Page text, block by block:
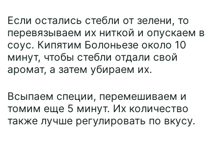
Если остались стебли от зелени, то
перевязываем их ниткой и опускаем в
соус. Кипятим Болоньезе около 10
минут, чтобы стебли отдали свой
аромат, а затем убираем их.
Всыпаем специи, перемешиваем и
томим еще 5 минут. Их количество
также лучше регулировать по вкусу.